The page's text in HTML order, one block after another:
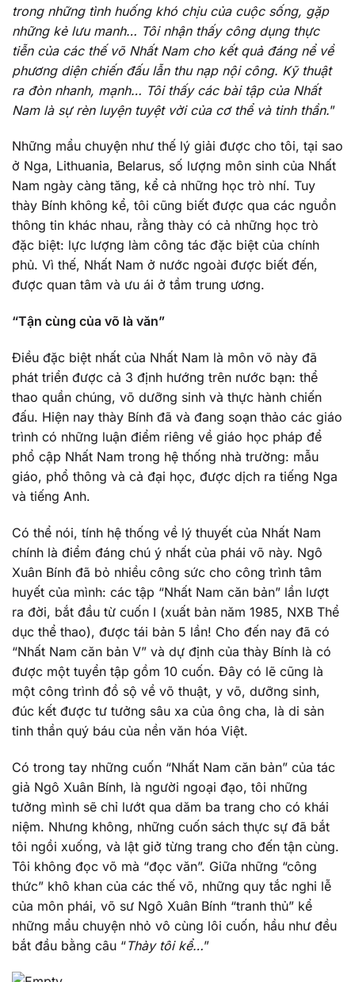
trong những tình huống khó chịu của cuộc sống, gặp
những kẻ lưu manh… Tôi nhận thấy công dụng thực
tiễn của các thế võ Nhất Nam cho kết quả đáng nể về
phương diện chiến đấu lẫn thu nạp nội công. Kỹ thuật
ra đòn nhanh, mạnh… Tôi thấy các bài tập của Nhất
Nam là sự rèn luyện tuyệt vời của cơ thể và tinh thần.”
Những mẩu chuyện như thế lý giải được cho tôi, tại sao
ở Nga, Lithuania, Belarus, số lượng môn sinh của Nhất
Nam ngày càng tăng, kể cả những học trò nhí. Tuy
thày Bính không kể, tôi cũng biết được qua các nguồn
thông tin khác nhau, rằng thày có cả những học trò
đặc biệt: lực lượng làm công tác đặc biệt của chính
phủ. Vì thế, Nhất Nam ở nước ngoài được biết đến,
được quan tâm và ưu ái ở tầm trung ương.
“Tận cùng của võ là văn”
Điều đặc biệt nhất của Nhất Nam là môn võ này đã
phát triển được cả 3 định hướng trên nước bạn: thể
thao quần chúng, võ dưỡng sinh và thực hành chiến
đấu. Hiện nay thày Bính đã và đang soạn thảo các giáo
trình có những luận điểm riêng về giáo học pháp để
phổ cập Nhất Nam trong hệ thống nhà trường: mẫu
giáo, phổ thông và cả đại học, được dịch ra tiếng Nga
và tiếng Anh.
Có thể nói, tính hệ thống về lý thuyết của Nhất Nam
chính là điểm đáng chú ý nhất của phái võ này. Ngô
Xuân Bính đã bỏ nhiều công sức cho công trình tâm
huyết của mình: các tập “Nhất Nam căn bản” lần lượt
ra đời, bắt đầu từ cuốn I (xuất bản năm 1985, NXB Thể
dục thể thao), được tái bản 5 lần! Cho đến nay đã có
“Nhất Nam căn bản V” và dự định của thày Bính là có
được một tuyển tập gồm 10 cuốn. Đây có lẽ cũng là
một công trình đồ sộ về võ thuật, y võ, dưỡng sinh,
đúc kết được tư tưởng sâu xa của ông cha, là di sản
tinh thần quý báu của nền văn hóa Việt.
Có trong tay những cuốn “Nhất Nam căn bản” của tác
giả Ngô Xuân Bính, là người ngoại đạo, tôi những
tưởng mình sẽ chỉ lướt qua dăm ba trang cho có khái
niệm. Nhưng không, những cuốn sách thực sự đã bắt
tôi ngồi xuống, và lật giở từng trang cho đến tận cùng.
Tôi không đọc võ mà “đọc văn”. Giữa những “công
thức” khô khan của các thế võ, những quy tắc nghi lễ
của môn phái, võ sư Ngô Xuân Bính “tranh thủ” kể
những mẩu chuyện nhỏ vô cùng lôi cuốn, hầu như đều
bắt đầu bằng câu “Thày tôi kể…”